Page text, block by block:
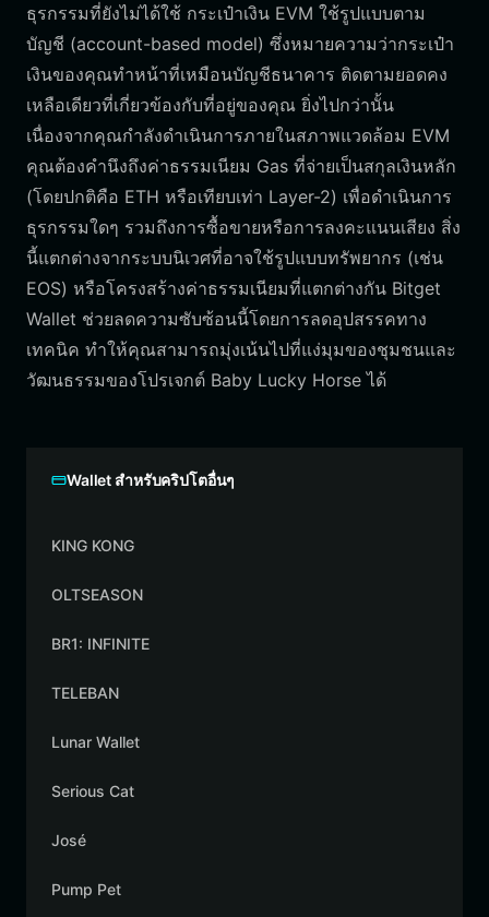
ธุรกรรมที่ยังไม่ได้ใช้ กระเป๋าเงิน EVM ใช้รูปแบบตาม
บัญชี (account-based model) ซึ่งหมายความว่ากระเป๋า
เงินของคุณทำหน้าที่เหมือนบัญชีธนาคาร ติดตามยอดคง
เหลือเดียวที่เกี่ยวข้องกับที่อยู่ของคุณ ยิ่งไปกว่านั้น
เนื่องจากคุณกำลังดำเนินการภายในสภาพแวดล้อม EVM
คุณต้องคำนึงถึงค่าธรรมเนียม Gas ที่จ่ายเป็นสกุลเงินหลัก
(โดยปกติคือ ETH หรือเทียบเท่า Layer-2) เพื่อดำเนินการ
ธุรกรรมใดๆ รวมถึงการซื้อขายหรือการลงคะแนนเสียง สิ่ง
นี้แตกต่างจากระบบนิเวศที่อาจใช้รูปแบบทรัพยากร (เช่น
EOS) หรือโครงสร้างค่าธรรมเนียมที่แตกต่างกัน Bitget
Wallet ช่วยลดความซับซ้อนนี้โดยการลดอุปสรรคทาง
เทคนิค ทำให้คุณสามารถมุ่งเน้นไปที่แง่มุมของชุมชนและ
วัฒนธรรมของโปรเจกต์ Baby Lucky Horse ได้
Wallet สำหรับคริปโตอื่นๆ
KING KONG
OLTSEASON
BR1: INFINITE
TELEBAN
Lunar Wallet
Serious Cat
José
Pump Pet